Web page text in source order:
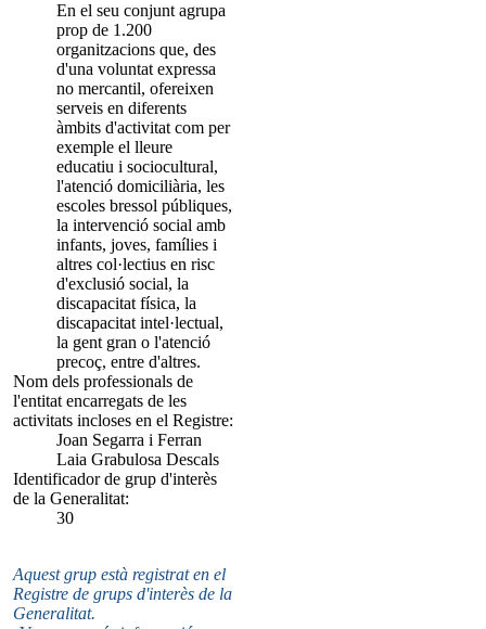
En el seu conjunt agrupa
prop de 1.200
organitzacions que, des
d'una voluntat expressa
no mercantil, ofereixen
serveis en diferents
àmbits d'activitat com per
exemple el lleure
educatiu i sociocultural,
l'atenció domiciliària, les
escoles bressol públiques,
la intervenció social amb
infants, joves, famílies i
altres col·lectius en risc
d'exclusió social, la
discapacitat física, la
discapacitat intel·lectual,
la gent gran o l'atenció
precoç, entre d'altres.
Nom dels professionals de
l'entitat encarregats de les
activitats incloses en el Registre:
Joan Segarra i Ferran
Laia Grabulosa Descals
Identificador de grup d'interès
de la Generalitat:
30
Aquest grup està registrat en el
Registre de grups d'interès de la
Generalitat.